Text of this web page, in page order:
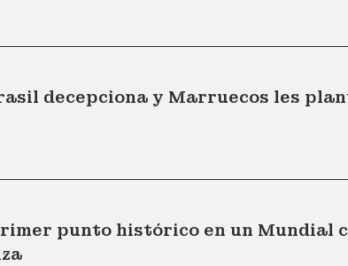
decepciona y Marruecos les
punto histórico en un Mundial